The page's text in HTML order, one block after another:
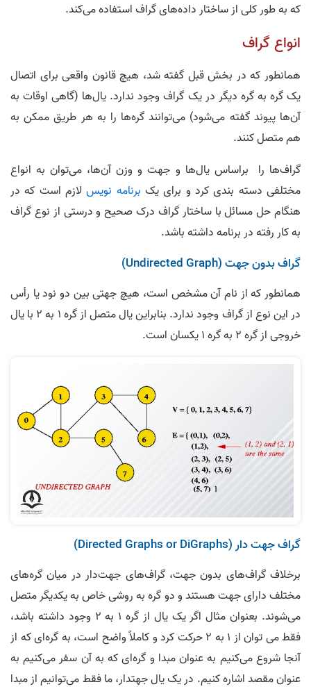
که به طور کلی از ساختار داده‌های گراف استفاده می‌کند.
انواع گراف
همانطور که در بخش قبل گفته شد، هیچ قانون واقعی برای اتصال
یک گره به گره دیگر در یک گراف وجود ندارد. یال­‌ها (گاهی اوقات به
آن‌ها پیوند گفته می‌شود) می­‌توانند گره­‌ها را به هر طریق ممکن به
هم متصل کنند.
گراف‌­ها را براساس یال‌­ها و جهت و وزن آن­‌ها، می­‌توان به انواع
مختلفی دسته بندی کرد و برای یک برنامه نویسلازم است که در
هنگام حل مسائل با ساختار گراف درک صحیح و درستی از نوع گراف
به کار رفته در برنامه داشته باشد.
گراف بدون جهت (Undirected Graph)
همانطور که از نام آن مشخص است، هیچ جهتی بین دو نود یا رأس
در این نوع از گراف وجود ندارد. بنابراین یال متصل از گره 1 به 2 با یال
خروجی از گره 2 به گره 1 یکسان است.
گراف جهت دار (Directed Graphs or DiGraphs)
برخلاف گراف‌های بدون جهت، گراف‌های جهت‌دار در میان گره‌های
مختلف دارای جهت هستند و دو گره به روشی خاص به یکدیگر متصل
می‌شوند. بعنوان مثال اگر یک یال از گره 1 به 2 وجود داشته باشد،
فقط می توان از 1 به 2 حرکت کرد و کاملاً واضح است، به گره­‌ای که از
آنجا شروع می­‌کنیم به عنوان مبدا و گره‌­ای که به آن سفر می­‌کنیم به
عنوان مقصد اشاره کنیم. در یک یال جهت­دار، ما فقط می­‌توانیم از مبدا